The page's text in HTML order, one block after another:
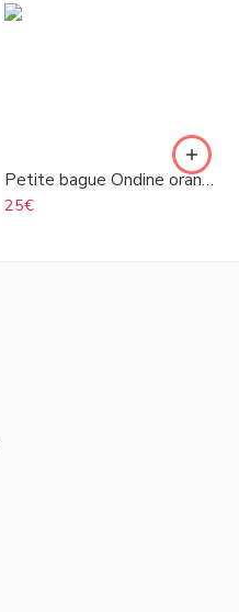
Petite bague Ondine orange argenté
25€